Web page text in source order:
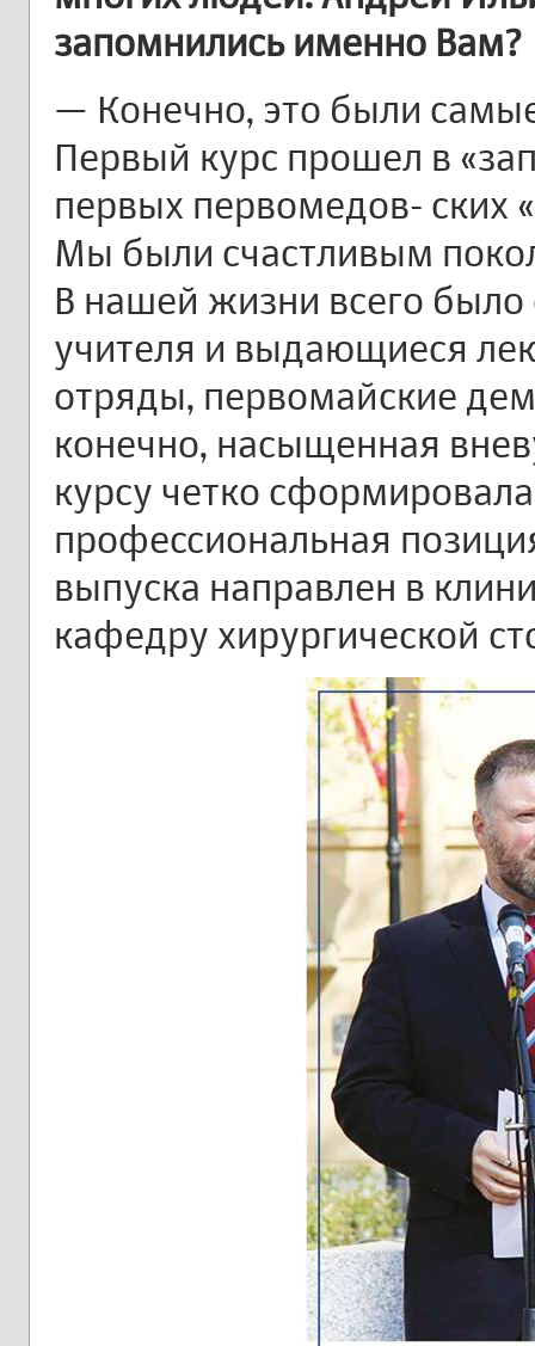
запомнились именно Вам?
— Конечно, это были
Первый курс прошел в
первых первомедов- ских
Мы были счастливым
В нашей жизни всего
учителя и выдающиеся
отряды, первомайские
конечно, насыщенная
курсу четко
профессиональная
выпуска направлен в
кафедру хирургической